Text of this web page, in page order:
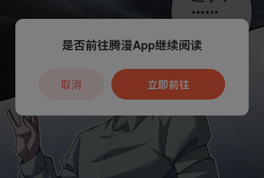
是否前往腾漫App继续阅读
立即前往
取消